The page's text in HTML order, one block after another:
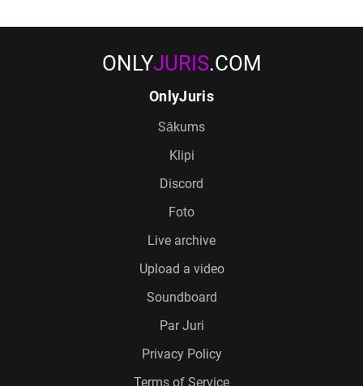
ONLYJURIS.COM
OnlyJuris
Sākums
Klipi
Discord
Foto
Live archive
Upload a video
Soundboard
Par Juri
Privacy Policy
Terms of Service